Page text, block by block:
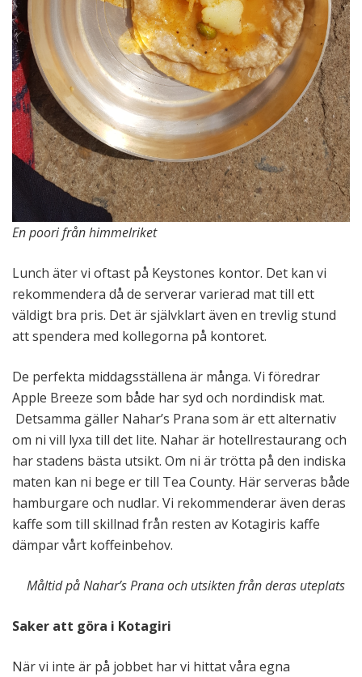
En poori från himmelriket
Lunch äter vi oftast på Keystones kontor. Det kan vi
rekommendera då de serverar varierad mat till ett
väldigt bra pris. Det är självklart även en trevlig stund
att spendera med kollegorna på kontoret.
De perfekta middagsställena är många. Vi föredrar
Apple Breeze som både har syd och nordindisk mat.
Detsamma gäller Nahar’s Prana som är ett alternativ
om ni vill lyxa till det lite. Nahar är hotellrestaurang och
har stadens bästa utsikt. Om ni är trötta på den indiska
maten kan ni bege er till Tea County. Här serveras både
hamburgare och nudlar. Vi rekommenderar även deras
kaffe som till skillnad från resten av Kotagiris kaffe
dämpar vårt koffeinbehov.
Måltid på Nahar’s Prana och utsikten från deras uteplats
Saker att göra i Kotagiri
När vi inte är på jobbet har vi hittat våra egna